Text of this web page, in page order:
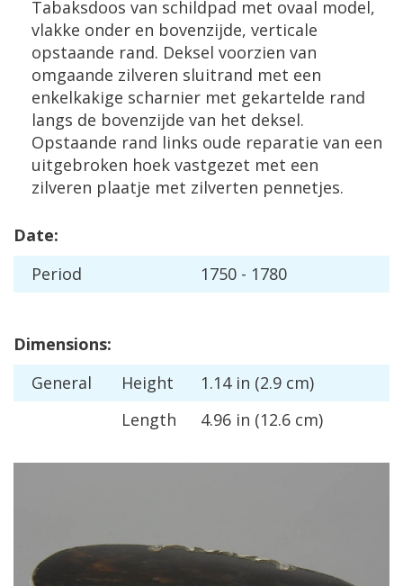
Tabaksdoos van schildpad met ovaal model,
vlakke onder en bovenzijde, verticale
opstaande rand. Deksel voorzien van
omgaande zilveren sluitrand met een
enkelkakige scharnier met gekartelde rand
langs de bovenzijde van het deksel.
Opstaande rand links oude reparatie van een
uitgebroken hoek vastgezet met een
zilveren plaatje met zilverten pennetjes.
Date:
Period
1750 - 1780
Dimensions:
General
Height 1.14 in (2.9 cm)
Length
4.96 in (12.6 cm)